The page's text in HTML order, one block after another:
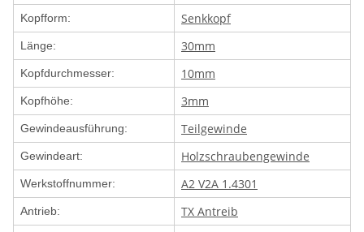
Kopfform: Senkkopf
Länge: 30mm
Kopfdurchmesser: 10mm
Kopfhöhe: 3mm
Gewindeausführung: Teilgewinde
Gewindeart: Holzschraubengewinde
Werkstoffnummer: A2 V2A 1.4301
Antrieb:
TX Antreib